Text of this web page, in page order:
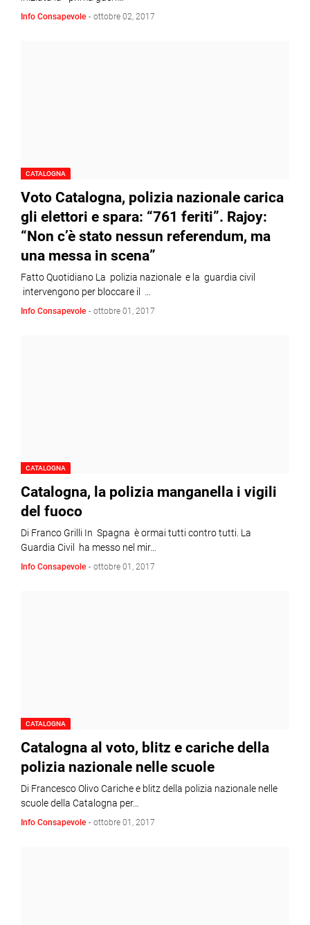
Info Consapevole - ottobre 02, 2017
CATALOGNA
Voto Catalogna, polizia nazionale carica
gli elettori e spara: “761 feriti”. Rajoy:
“Non c’è stato nessun referendum, ma
una messa in scena”
Fatto Quotidiano La polizia nazionale e la guardia civil
intervengono per bloccare il …
Info Consapevole - ottobre 01, 2017
CATALOGNA
Catalogna, la polizia manganella i vigili
del fuoco
Di Franco Grilli In Spagna è ormai tutti contro tutti. La
Guardia Civil ha messo nel mir…
Info Consapevole - ottobre 01, 2017
CATALOGNA
Catalogna al voto, blitz e cariche della
polizia nazionale nelle scuole
Di Francesco Olivo Cariche e blitz della polizia nazionale nelle
scuole della Catalogna per…
Info Consapevole - ottobre 01, 2017